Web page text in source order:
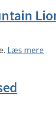
Læs mere